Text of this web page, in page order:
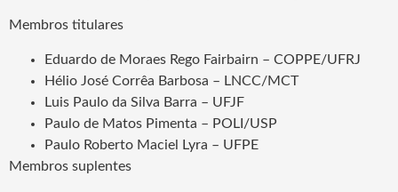
Membros titulares
Eduardo de Moraes Rego Fairbairn – COPPE/UFRJ
Hélio José Corrêa Barbosa – LNCC/MCT
Luis Paulo da Silva Barra – UFJF
Paulo de Matos Pimenta – POLI/USP
Paulo Roberto Maciel Lyra – UFPE
Membros suplentes